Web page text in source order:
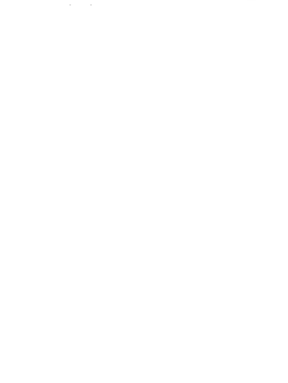
e pensionistas.